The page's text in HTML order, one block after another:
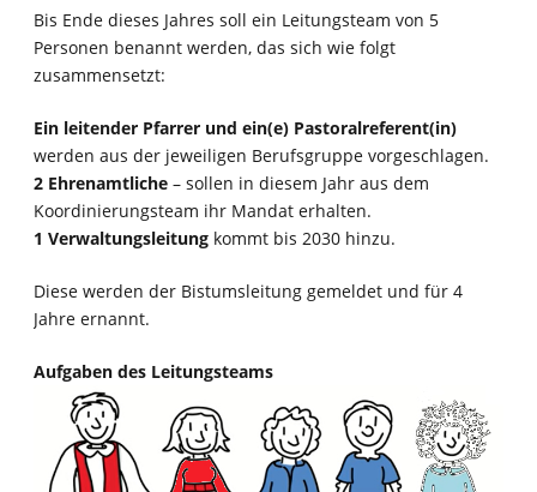
Bis Ende dieses Jahres soll ein Leitungsteam von 5
Personen benannt werden, das sich wie folgt
zusammensetzt:
Ein leitender Pfarrer und ein(e) Pastoralreferent(in)
werden aus der jeweiligen Berufsgruppe vorgeschlagen.
2 Ehrenamtliche – sollen in diesem Jahr aus dem
Koordinierungsteam ihr Mandat erhalten.
1 Verwaltungsleitung kommt bis 2030 hinzu.
Diese werden der Bistumsleitung gemeldet und für 4
Jahre ernannt.
Aufgaben des Leitungsteams